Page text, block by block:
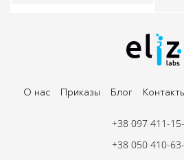
О нас Приказы Блог
+38 097 411-
+38 050 410-